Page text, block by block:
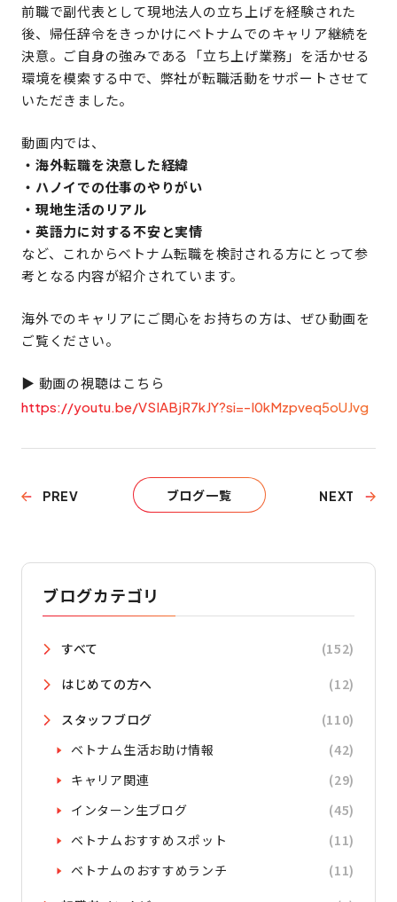
前職で副代表として現地法人の立ち上げを経験された
後、帰任辞令をきっかけにベトナムでのキャリア継続を
決意。ご自身の強みである「立ち上げ業務」を活かせる
環境を模索する中で、弊社が転職活動をサポートさせて
いただきました。
動画内では、
・海外転職を決意した経緯
・ハノイでの仕事のやりがい
・現地生活のリアル
・英語力に対する不安と実情
など、これからベトナム転職を検討される方にとって参
考となる内容が紹介されています。
海外でのキャリアにご関心をお持ちの方は、ぜひ動画を
ご覧ください。
▶ 動画の視聴はこちら
https://youtu.be/VSIABjR7kJY?si=-I0kMzpveq5oUJvg
PREV ブログ一覧 NEXT
ブログカテゴリ
すべて
(152)
はじめての方へ
(12)
スタッフブログ
(110)
ベトナム生活お助け情報
(42)
キャリア関連
(29)
インターン生ブログ
(45)
ベトナムおすすめスポット
(11)
ベトナムのおすすめランチ
(11)